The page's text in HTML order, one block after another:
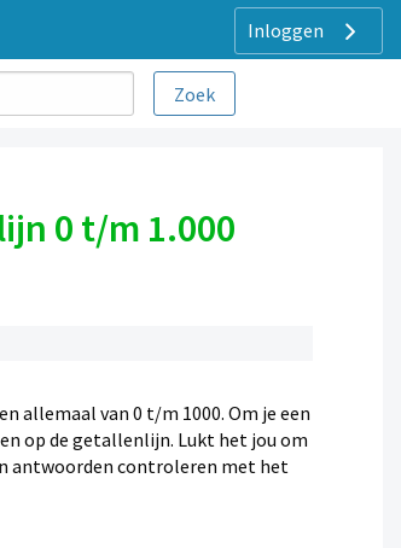
Inloggen
0 t/m 1.000
allemaal van 0 t/m 1000. Om je een
op de getallenlijn. Lukt het jou om
antwoorden controleren met het